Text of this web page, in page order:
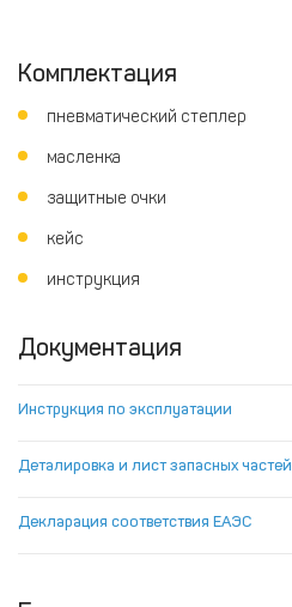
Комплектация
пневматический степлер
масленка
защитные очки
кейс
инструкция
Документация
Инструкция по эксплуатации
Деталировка и лист запасных частей
Декларация соответствия ЕАЭС